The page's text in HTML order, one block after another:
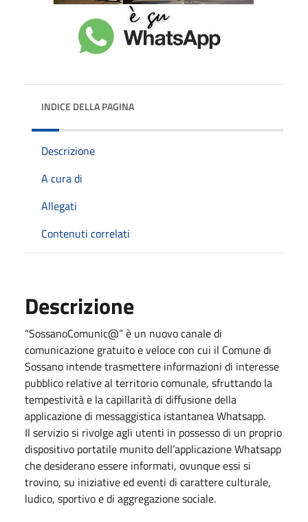
INDICE DELLA PAGINA
Descrizione
A cura di
Allegati
Contenuti correlati
Descrizione
“SossanoComunic@” è un nuovo canale di
comunicazione gratuito e veloce con cui il Comune di
Sossano intende trasmettere informazioni di interesse
pubblico relative al territorio comunale, sfruttando la
tempestività e la capillarità di diffusione della
applicazione di messaggistica istantanea Whatsapp.
Il servizio si rivolge agli utenti in possesso di un proprio
dispositivo portatile munito dell’applicazione Whatsapp
che desiderano essere informati, ovunque essi si
trovino, su iniziative ed eventi di carattere culturale,
ludico, sportivo e di aggregazione sociale.